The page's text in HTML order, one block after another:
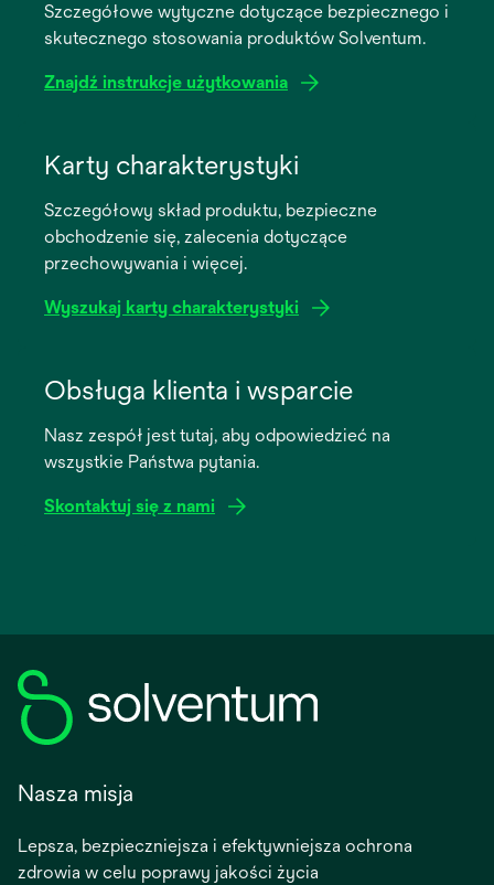
Szczegółowe wytyczne dotyczące bezpiecznego i
skutecznego stosowania produktów Solventum.
Znajdź instrukcje użytkowania
new
Karty charakterystyki
Szczegółowy skład produktu, bezpieczne
obchodzenie się, zalecenia dotyczące
przechowywania i więcej.
Wyszukaj karty charakterystyki
new
Obsługa klienta i wsparcie
Nasz zespół jest tutaj, aby odpowiedzieć na
wszystkie Państwa pytania.
Skontaktuj się z nami
Nasza misja
Lepsza, bezpieczniejsza i efektywniejsza ochrona
zdrowia w celu poprawy jakości życia